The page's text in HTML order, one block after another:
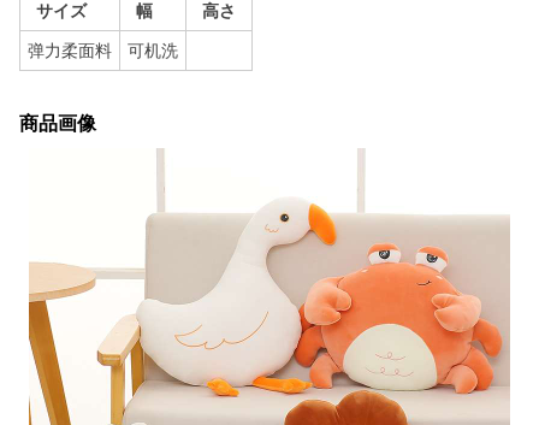
サイズ 幅 高さ
弹力柔面料 可机洗
商品画像